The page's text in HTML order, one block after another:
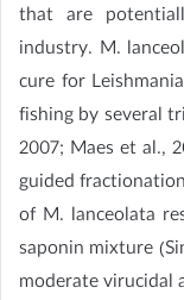
that are
industry. M.
cure for
fishing by several
2007; Maes et al.,
guided
of M. lanceolata
saponin mixture
moderate virucidal